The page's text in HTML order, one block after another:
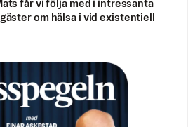
får vi följa med i intressanta
om hälsa i vid existentiell